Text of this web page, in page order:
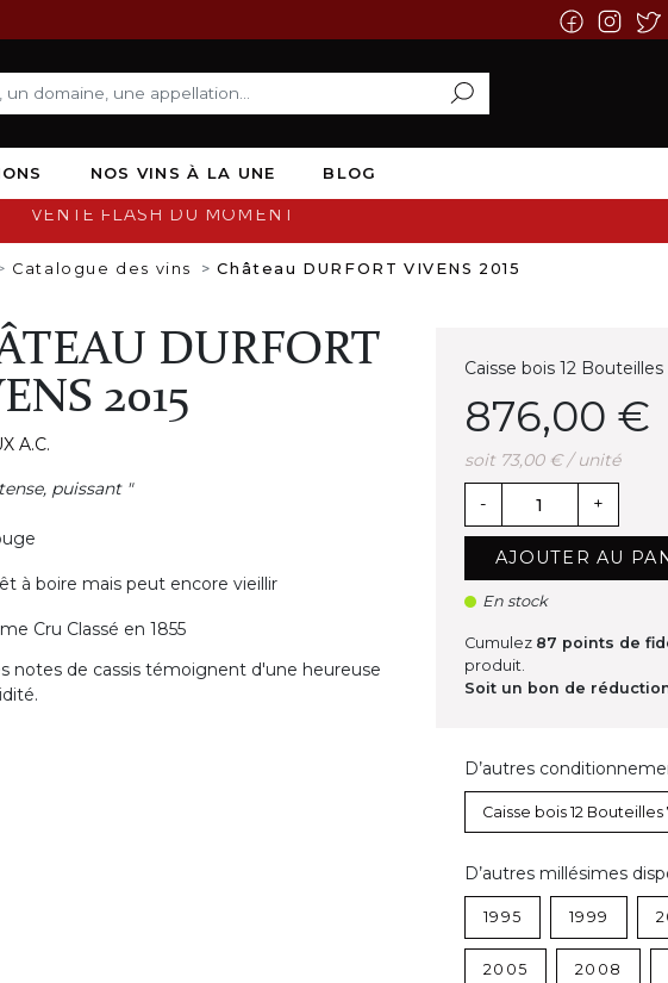
NOS VINS À LA UNE BLOG
VENTE FLASH DU MOMENT
Catalogue des vins Château DURFORT VIVENS 2015
DURFORT
2015
A.C.
puissant "
à boire mais peut encore vieillir
Cru Classé en 1855
notes de cassis témoignent d'une heureuse
Caisse bois 12 Bouteilles
876,00 €
soit 73,00 € / unité
- +
AJOUTER AU
En stock
Cumulez 87 points de
produit.
Soit un bon de
D’autres
D’autres millésimes
1995 1999
2005 2008